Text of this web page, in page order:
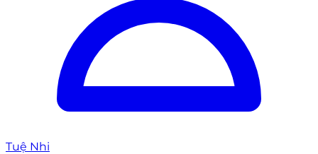
Tuệ Nhi